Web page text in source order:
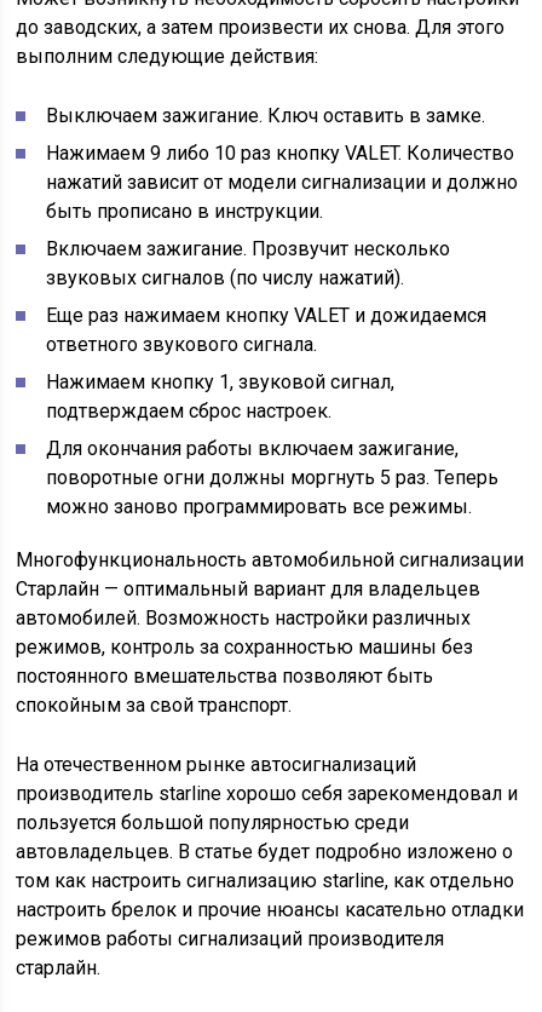
до заводских, а затем произвести их снова. Для этого
выполним следующие действия:
Выключаем зажигание. Ключ оставить в замке.
Нажимаем 9 либо 10 раз кнопку VALET. Количество
нажатий зависит от модели сигнализации и должно
быть прописано в инструкции.
Включаем зажигание. Прозвучит несколько
звуковых сигналов (по числу нажатий).
Еще раз нажимаем кнопку VALET и дожидаемся
ответного звукового сигнала.
Нажимаем кнопку 1, звуковой сигнал,
подтверждаем сброс настроек.
Для окончания работы включаем зажигание,
поворотные огни должны моргнуть 5 раз. Теперь
можно заново программировать все режимы.
Многофункциональность автомобильной сигнализации
Старлайн — оптимальный вариант для владельцев
автомобилей. Возможность настройки различных
режимов, контроль за сохранностью машины без
постоянного вмешательства позволяют быть
спокойным за свой транспорт.
На отечественном рынке автосигнализаций
производитель starline хорошо себя зарекомендовал и
пользуется большой популярностью среди
автовладельцев. В статье будет подробно изложено о
том как настроить сигнализацию starline, как отдельно
настроить брелок и прочие нюансы касательно отладки
режимов работы сигнализаций производителя
старлайн.